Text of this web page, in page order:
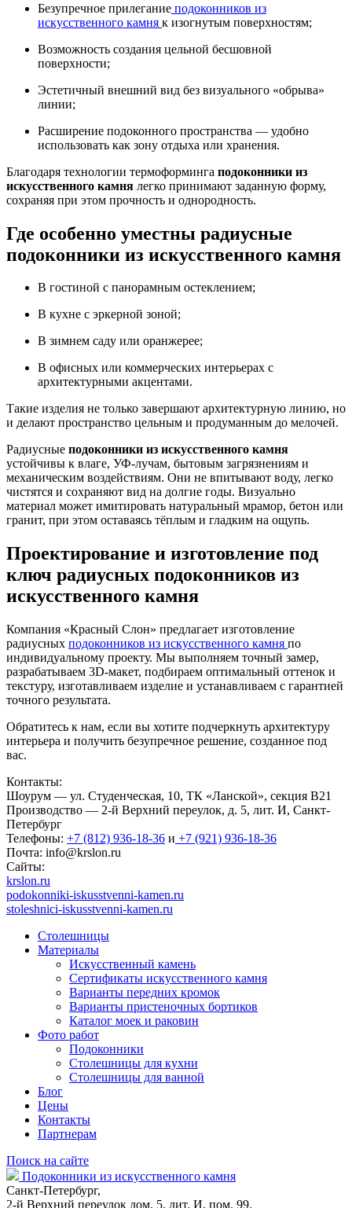
Безупречное прилегание подоконников из
искусственного камня к изогнутым поверхностям;
Возможность создания цельной бесшовной
поверхности;
Эстетичный внешний вид без визуального «обрыва»
линии;
Расширение подоконного пространства — удобно
использовать как зону отдыха или хранения.
Благодаря технологии термоформинга подоконники из
искусственного камня легко принимают заданную форму,
сохраняя при этом прочность и однородность.
Где особенно уместны радиусные
подоконники из искусственного камня
В гостиной с панорамным остеклением;
В кухне с эркерной зоной;
В зимнем саду или оранжерее;
В офисных или коммерческих интерьерах с
архитектурными акцентами.
Такие изделия не только завершают архитектурную линию, но
и делают пространство цельным и продуманным до мелочей.
Радиусные подоконники из искусственного камня
устойчивы к влаге, УФ-лучам, бытовым загрязнениям и
механическим воздействиям. Они не впитывают воду, легко
чистятся и сохраняют вид на долгие годы. Визуально
материал может имитировать натуральный мрамор, бетон или
гранит, при этом оставаясь тёплым и гладким на ощупь.
Проектирование и изготовление под
ключ радиусных подоконников из
искусственного камня
Компания «Красный Слон» предлагает изготовление
радиусных подоконников из искусственного камня по
индивидуальному проекту. Мы выполняем точный замер,
разрабатываем 3D-макет, подбираем оптимальный оттенок и
текстуру, изготавливаем изделие и устанавливаем с гарантией
точного результата.
Обратитесь к нам, если вы хотите подчеркнуть архитектуру
интерьера и получить безупречное решение, созданное под
вас.
Контакты:
Шоурум — ул. Студенческая, 10, ТК «Ланской», секция В21
Производство — 2-й Верхний переулок, д. 5, лит. И, Санкт-
Петербург
Телефоны: +7 (812) 936-18-36 и +7 (921) 936-18-36
Почта: info@krslon.ru
Сайты:
krslon.ru
podokonniki-iskusstvenni-kamen.ru
stoleshnici-iskusstvenni-kamen.ru
Столешницы
Материалы
Искусственный камень
Сертификаты искусственного камня
Варианты передних кромок
Варианты пристеночных бортиков
Каталог моек и раковин
Фото работ
Подоконники
Столешницы для кухни
Столешницы для ванной
Блог
Цены
Контакты
Партнерам
Поиск на сайте
Подоконники из искусственного камня
Санкт-Петербург,
2-й Верхний переулок дом. 5, лит. И, пом. 99.